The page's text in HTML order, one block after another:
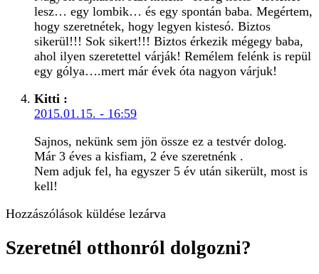
lesz… egy lombik… és egy spontán baba. Megértem,
hogy szeretnétek, hogy legyen kistesó. Biztos
sikerül!!! Sok sikert!!! Biztos érkezik mégegy baba,
ahol ilyen szeretettel várják! Remélem felénk is repül
egy gólya….mert már évek óta nagyon várjuk!
Kitti :
2015.01.15. - 16:59
Sajnos, nekünk sem jön össze ez a testvér dolog.
Már 3 éves a kisfiam, 2 éve szeretnénk .
Nem adjuk fel, ha egyszer 5 év után sikerült, most is
kell!
Hozzászólások küldése lezárva
Szeretnél otthonról dolgozni?